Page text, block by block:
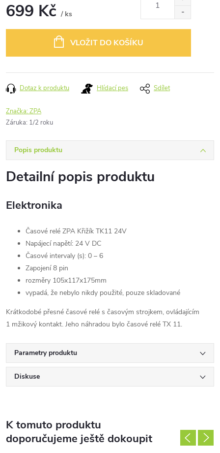
699 Kč / ks
VLOŽIT DO KOŠÍKU
Dotaz k produktu Hlídací pes Sdílet
Značka:ZPA
Záruka: 1/2 roku
Popis produktu
Detailní popis produktu
Elektronika
Časové relé ZPA Křižík TK11 24V
Napájecí napětí: 24 V DC
Časové intervaly (s): 0 – 6
Zapojení 8 pin
rozměry 105x117x175mm
vypadá, že nebylo nikdy použité, pouze skladované
Krátkodobé přesné časové relé s časovým strojkem, ovládajícím
1 mžikový kontakt. Jeho náhradou bylo časové relé TX 11.
Parametry produktu
Diskuse
K tomuto produktu
doporučujeme ještě dokoupit